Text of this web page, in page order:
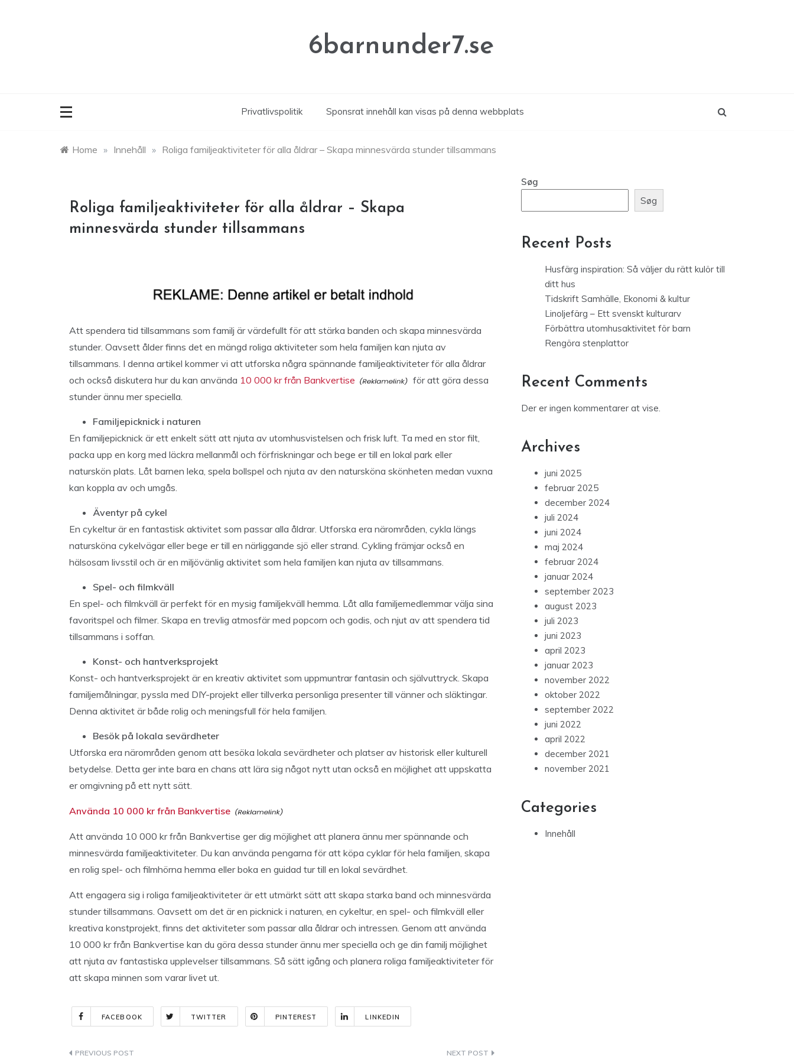
6barnunder7.se
Privatlivspolitik Sponsrat innehåll kan visas på denna webbplats
Home » Innehåll » Roliga familjeaktiviteter för alla åldrar – Skapa minnesvärda stunder tillsammans
Roliga familjeaktiviteter för alla åldrar – Skapa
minnesvärda stunder tillsammans
Att spendera tid tillsammans som familj är värdefullt för att stärka banden och skapa minnesvärda
stunder. Oavsett ålder finns det en mängd roliga aktiviteter som hela familjen kan njuta av
tillsammans. I denna artikel kommer vi att utforska några spännande familjeaktiviteter för alla åldrar
och också diskutera hur du kan använda 10 000 kr från Bankvertise
för att göra dessa
stunder ännu mer speciella.
Familjepicknick i naturen
En familjepicknick är ett enkelt sätt att njuta av utomhusvistelsen och frisk luft. Ta med en stor filt,
packa upp en korg med läckra mellanmål och förfriskningar och bege er till en lokal park eller
naturskön plats. Låt barnen leka, spela bollspel och njuta av den natursköna skönheten medan vuxna
kan koppla av och umgås.
Äventyr på cykel
En cykeltur är en fantastisk aktivitet som passar alla åldrar. Utforska era närområden, cykla längs
natursköna cykelvägar eller bege er till en närliggande sjö eller strand. Cykling främjar också en
hälsosam livsstil och är en miljövänlig aktivitet som hela familjen kan njuta av tillsammans.
Spel- och filmkväll
En spel- och filmkväll är perfekt för en mysig familjekväll hemma. Låt alla familjemedlemmar välja sina
favoritspel och filmer. Skapa en trevlig atmosfär med popcorn och godis, och njut av att spendera tid
tillsammans i soffan.
Konst- och hantverksprojekt
Konst- och hantverksprojekt är en kreativ aktivitet som uppmuntrar fantasin och självuttryck. Skapa
familjemålningar, pyssla med DIY-projekt eller tillverka personliga presenter till vänner och släktingar.
Denna aktivitet är både rolig och meningsfull för hela familjen.
Besök på lokala sevärdheter
Utforska era närområden genom att besöka lokala sevärdheter och platser av historisk eller kulturell
betydelse. Detta ger inte bara en chans att lära sig något nytt utan också en möjlighet att uppskatta
er omgivning på ett nytt sätt.
Använda 10 000 kr från Bankvertise
Att använda 10 000 kr från Bankvertise ger dig möjlighet att planera ännu mer spännande och
minnesvärda familjeaktiviteter. Du kan använda pengarna för att köpa cyklar för hela familjen, skapa
en rolig spel- och filmhörna hemma eller boka en guidad tur till en lokal sevärdhet.
Att engagera sig i roliga familjeaktiviteter är ett utmärkt sätt att skapa starka band och minnesvärda
stunder tillsammans. Oavsett om det är en picknick i naturen, en cykeltur, en spel- och filmkväll eller
kreativa konstprojekt, finns det aktiviteter som passar alla åldrar och intressen. Genom att använda
10 000 kr från Bankvertise kan du göra dessa stunder ännu mer speciella och ge din familj möjlighet
att njuta av fantastiska upplevelser tillsammans. Så sätt igång och planera roliga familjeaktiviteter för
att skapa minnen som varar livet ut.
FACEBOOK TWITTER PINTEREST LINKEDIN
Indlægsnavigation
Søg
Søg
Recent Posts
Husfärg inspiration: Så väljer du rätt kulör till
ditt hus
Tidskrift Samhälle, Ekonomi & kultur
Linoljefärg – Ett svenskt kulturarv
Förbättra utomhusaktivitet för barn
Rengöra stenplattor
Recent Comments
Der er ingen kommentarer at vise.
Archives
juni 2025
februar 2025
december 2024
juli 2024
juni 2024
maj 2024
februar 2024
januar 2024
september 2023
august 2023
juli 2023
juni 2023
april 2023
januar 2023
november 2022
oktober 2022
september 2022
juni 2022
april 2022
december 2021
november 2021
Categories
Innehåll